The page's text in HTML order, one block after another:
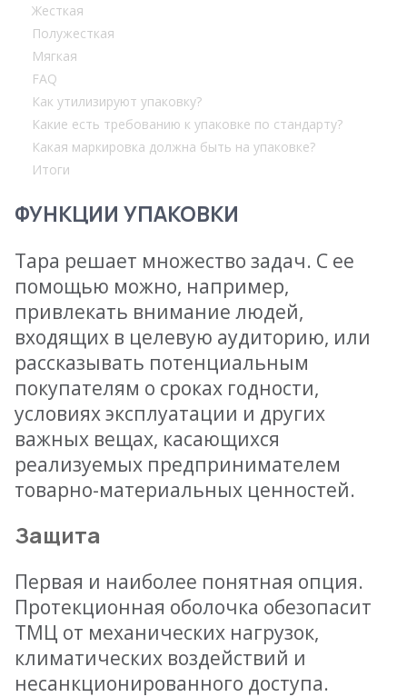
Жесткая
Полужесткая
Мягкая
FAQ
Как утилизируют упаковку?
Какие есть требованию к упаковке по стандарту?
Какая маркировка должна быть на упаковке?
Итоги
ФУНКЦИИ УПАКОВКИ
Тара решает множество задач. С ее
помощью можно, например,
привлекать внимание людей,
входящих в целевую аудиторию, или
рассказывать потенциальным
покупателям о сроках годности,
условиях эксплуатации и других
важных вещах, касающихся
реализуемых предпринимателем
товарно-материальных ценностей.
Защита
Первая и наиболее понятная опция.
Протекционная оболочка обезопасит
ТМЦ от механических нагрузок,
климатических воздействий и
несанкционированного доступа.